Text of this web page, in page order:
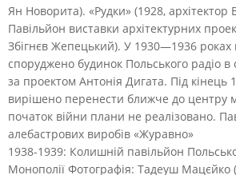
Ян Новорита). «Рудки» (1928,
Павільйон виставки архітектурних
Збігнєв Жепецький). У 1930—1936 роках
споруджено будинок Польського радіо в
за проектом Антонія Дигата. Під кінець
вирішено перенести ближче до центру
початок війни плани не реалізовано.
алебастрових виробів «Журавно»
1938-1939: Колишній павільйон
Монополії Фотографія: Тадеуш Мацєйко